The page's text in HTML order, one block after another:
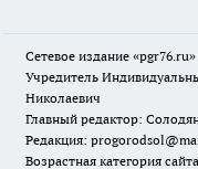
Сетевое издание «pgr76.ru»
Учредитель
Николаевич
Главный редактор:
Редакция:
Возрастная категория